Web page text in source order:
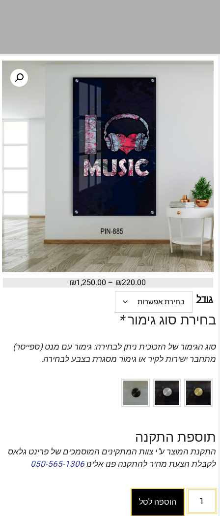
₪220.00
–
₪1,250.00
גודל
בחירת סוג גימור*
סוג הגימור של הזכוכית ניתן לבחירה: גימור עם מנט (ספייסר)
מתחבר ישירות לקיר או גימור מסגרת בצבע לבחירה.
תוספת התקנה
התקנת המוצר ע"י צוות המתקינים המוסמכים של פרינט גלאס
לקבלת הצעת מחיר להתקנה פנו אלינו050-565-1306
הוספה לסל